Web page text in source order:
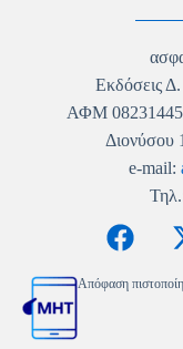
Εκδόσεις
ΑΦΜ
Διονύσου
e-mail:
Απόφαση